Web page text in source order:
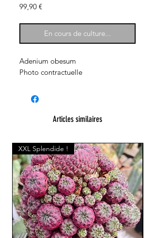
99,90 €Prix
En cours de culture...
Adenium obesum
Photo contractuelle
Articles similaires
XXL Splendide !